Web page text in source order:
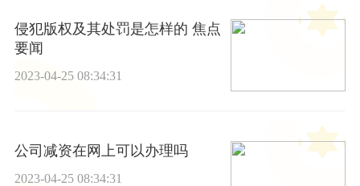
侵犯版权及其处罚是怎样的 焦点
要闻
2023-04-25 08:34:31
公司减资在网上可以办理吗
2023-04-25 08:34:31